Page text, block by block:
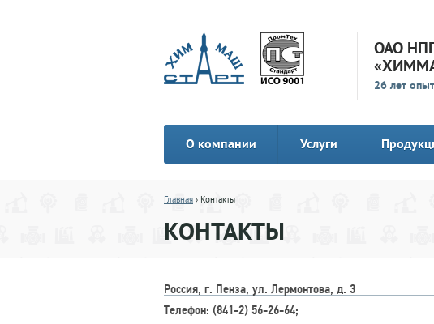
ОАО
26 лет
О компании Услуги
Главная › Контакты
КОНТАКТЫ
Россия, г. Пенза, ул. Лермонтова, д. 3
Телефон: (841-2) 56-26-64;